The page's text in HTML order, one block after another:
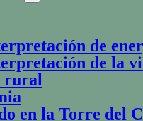
de
de la
rural
en la Torre del